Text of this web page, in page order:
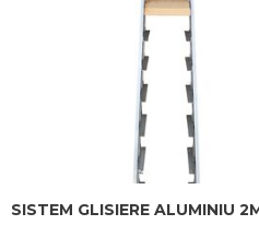
SISTEM GLISIERE ALUMINIU